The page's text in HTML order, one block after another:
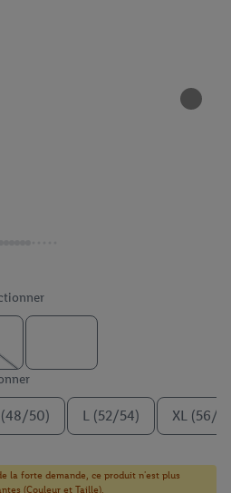
50) L (52/54) XL (56/
la forte demande, ce produit n'est plus
(Couleur et Taille).